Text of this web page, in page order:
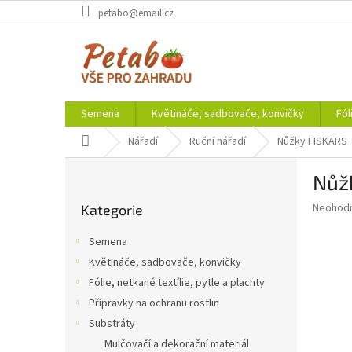
na
petabo@email.cz
Semena Květináče, sadbovače, konvičky
Domů Nářadí Ruční nářadí Nůžky FISKARS
kategorie
Kategorie
Semena
Květináče, sadbovače, konvičky
Fólie, netkané textílie, pytle a plachty
Přípravky na ochranu rostlin
Substráty
Mulčovačí a dekorační materiál